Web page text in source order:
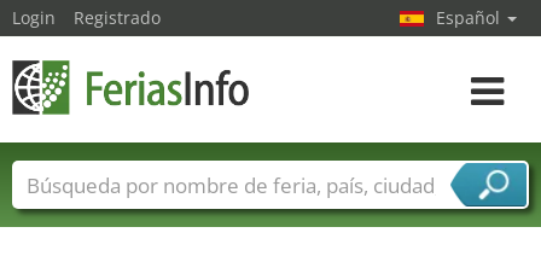
Login Registrado Español
toggle
Nombres de ferias Países
Ciudades